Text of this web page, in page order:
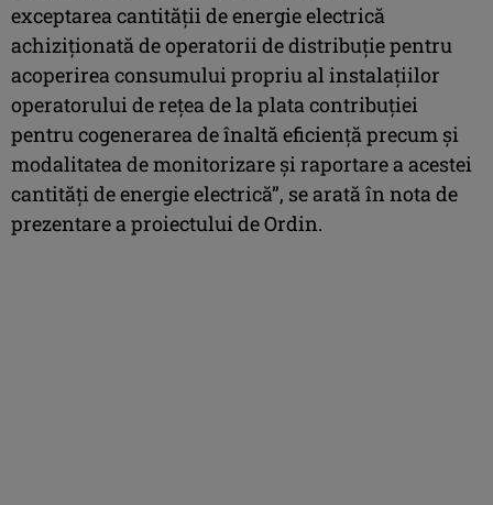
exceptarea cantității de energie electrică
achiziționată de operatorii de distribuție pentru
acoperirea consumului propriu al instalațiilor
operatorului de rețea de la plata contribuției
pentru cogenerarea de înaltă eficiență precum și
modalitatea de monitorizare și raportare a acestei
cantități de energie electrică”, se arată în nota de
prezentare a proiectului de Ordin.